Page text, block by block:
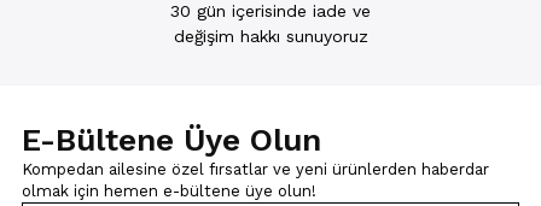
30 gün içerisinde iade ve
değişim hakkı sunuyoruz
E-Bültene Üye Olun
Kompedan ailesine özel fırsatlar ve yeni ürünlerden haberdar
olmak için hemen e-bültene üye olun!